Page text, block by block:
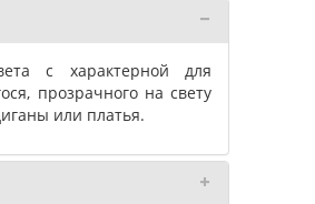
с характерной для
прозрачного на свету
или платья.